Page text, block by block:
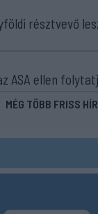
résztvevő
ASA ellen
MÉG TÖBB FRISS HÍR